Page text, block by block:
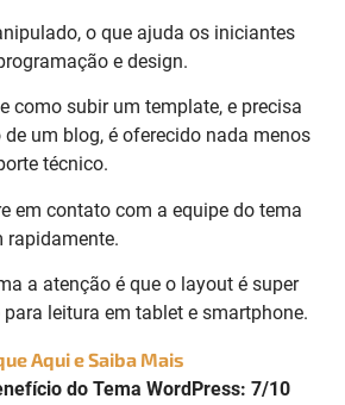
o que ajuda os iniciantes
e design.
como subir um template, e precisa
um blog, é oferecido nada menos
técnico.
em contato com a equipe do tema
rapidamente.
a atenção é que o layout é super
leitura em tablet e smartphone.
Aqui e Saiba Mais
do Tema WordPress: 7/10